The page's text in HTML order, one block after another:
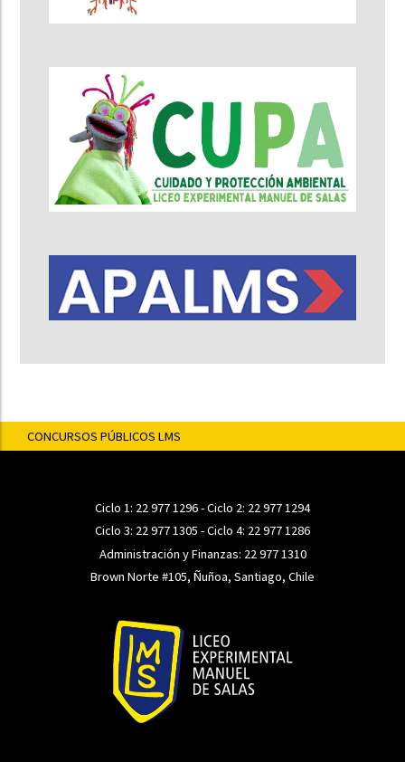
CONCURSOS PÚBLICOS LMS
Ciclo 1: 22 977 1296- Ciclo 2: 22 977 1294
Ciclo 3: 22 977 1305 - Ciclo 4: 22 977 1286
Administración y Finanzas: 22 977 1310
Brown Norte #105, Ñuñoa, Santiago, Chile